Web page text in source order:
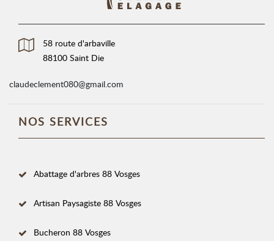
58 route d'arbaville
88100 Saint Die
claudeclement080@gmail.com
NOS SERVICES
Abattage d'arbres 88 Vosges
Artisan Paysagiste 88 Vosges
Bucheron 88 Vosges